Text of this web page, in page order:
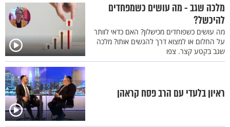
מלכה שגב - מה עושים כשמפחדים
להיכשל?
מה עושים כשפוחדים מכישלון? האם כדאי לוותר
על החלום או למצוא דרך להגשים אותו? מלכה
שגב בקטע קצר. צפו
ראיון בלעדי עם הרב פסח קראהן